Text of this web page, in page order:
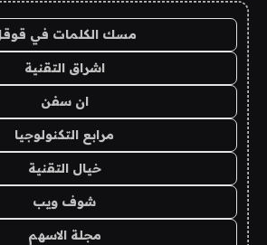
مسك الكلمات في
اشراق التقنية
ان سفن
مرابع التكنولوجيا
خيال التقنية
شوف ويب
مجلة الاسهم